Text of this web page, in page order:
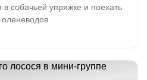
в собачьей упряжке и поехать